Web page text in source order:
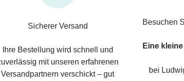
Sicherer Versand
Ihre Bestellung wird schnell und
mit unseren erfahrenen
Versandpartnern verschickt – gut
Besuchen
Eine
bei